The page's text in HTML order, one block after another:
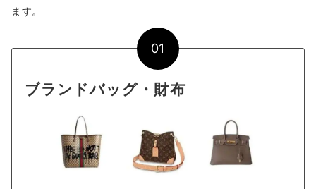
ます。
01
ブランドバッグ・財布